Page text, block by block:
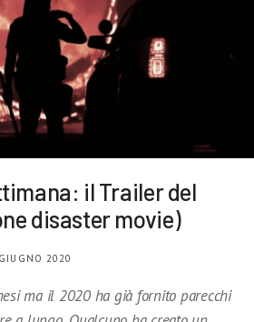
il Trailer del
disaster movie)
2020
ma il 2020 ha già fornito parecchi